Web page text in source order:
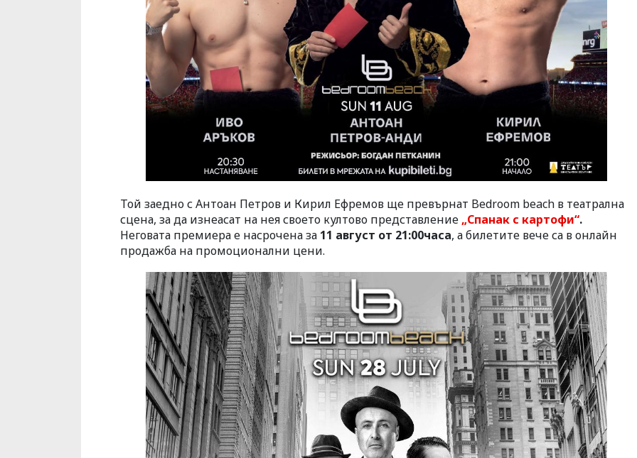
Той заедно с Антоан Петров и Кирил Ефремов ще превърнат Bedroom beach в театрална
сцена, за да изнеасат на нея своето култово представление „Спанак с картофи“.
Неговата премиера е насрочена за 11 август от 21:00часа, а билетите вече са в онлайн
продажба на промоционални цени.